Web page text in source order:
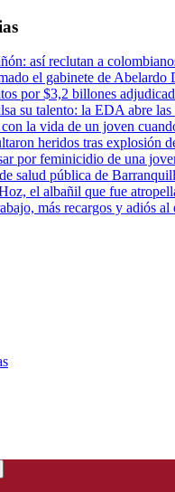
así reclutan a
el gabinete de Abelardo
por $3,2 billones
su talento: la EDA abre las
con la vida de un joven
heridos tras explosión
por feminicidio de una
salud pública de
el albañil que fue
más recargos y adiós